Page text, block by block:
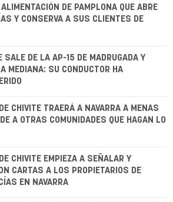
DE PAMPLONA QUE ABRE
Y CONSERVA A SUS CLIENTES DE
SALE DE LA AP-15 DE MADRUGADA Y
MEDIANA: SU CONDUCTOR HA
CHIVITE TRAERÁ A NAVARRA A MENAS
A OTRAS COMUNIDADES QUE HAGAN LO
CHIVITE EMPIEZA A SEÑALAR Y
CARTAS A LOS PROPIETARIOS DE
EN NAVARRA